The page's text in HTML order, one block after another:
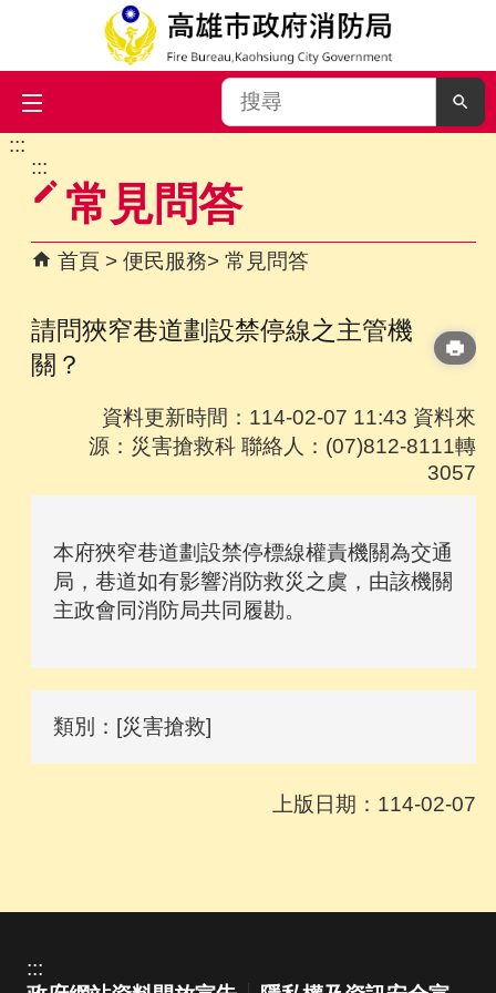
跳到主要內容區塊
搜
尋
:::
:::
常見問答
首頁 便民服務 常見問答
請問狹窄巷道劃設禁停線之主管機
關？
資料更新時間：114-02-07 11:43 資料來
源：災害搶救科 聯絡人：(07)812-8111轉
3057
本府狹窄巷道劃設禁停標線權責機關為交通
局，巷道如有影響消防救災之虞，由該機關
主政會同消防局共同履勘。
類別：[災害搶救]
上版日期：114-02-07
:::